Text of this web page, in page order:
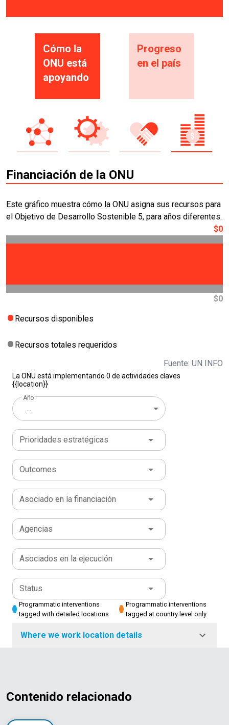
Cómo la
ONU está
apoyando
Progreso
en el país
Financiación de la ONU
Este gráfico muestra cómo la ONU asigna sus recursos para
el Objetivo de Desarrollo Sostenible 5, para años diferentes.
$0
$0
Recursos disponibles
Recursos totales requeridos
Fuente: UN INFO
La ONU está implementando 0 de actividades claves
{{location}}
Año
...
Prioridades estratégicas
Outcomes
Asociado en la financiación
Agencias
Asociados en la ejecución
Status
Programmatic interventions
tagged with detailed locations
Programmatic interventions
tagged at country level only
Where we work location details
Contenido relacionado